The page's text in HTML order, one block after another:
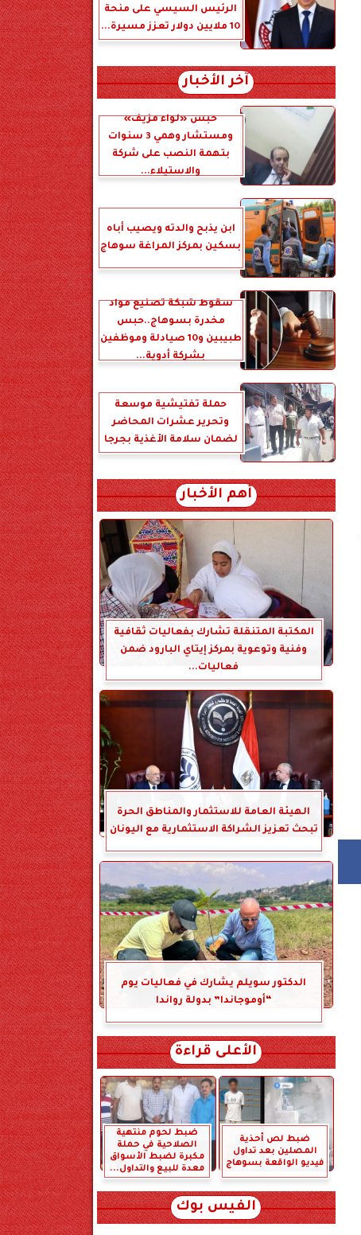
الرئيس السيسي على منحة
10 ملايين دولار تعزز مسيرة...
آخر الأخبار
حبس «لواء مزيف»
ومستشار وهمي 3 سنوات
بتهمة النصب على شركة
والاستيلاء...
ابن يذبح والدته ويصيب أباه
بسكين بمركز المراغة سوهاج
سقوط شبكة تصنيع مواد
مخدرة بسوهاج..حبس
طبيبين و10 صيادلة وموظفين
بشركة أدوية...
حملة تفتيشية موسعة
وتحرير عشرات المحاضر
لضمان سلامة الأغذية بجرجا
أهم الأخبار
المكتبة المتنقلة تشارك بفعاليات ثقافية
وفنية وتوعوية بمركز إيتاي البارود ضمن
فعاليات...
الهيئة العامة للاستثمار والمناطق الحرة
تبحث تعزيز الشراكة الاستثمارية مع اليونان
الدكتور سويلم يشارك في فعاليات يوم
“أوموجاندا” بدولة رواندا
الأعلى قراءة
ضبط لص أحذية
المصلين بعد تداول
فيديو الواقعة بسوهاج
ضبط لحوم منتهية
الصلاحية في حملة
مكبرة لضبط الأسواق
معدة للبيع والتداول...
الفيس بوك